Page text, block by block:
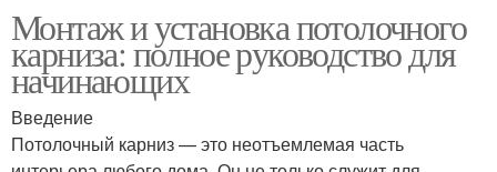
Монтаж и установка потолочного
карниза: полное руководство для
начинающих
Введение
Потолочный карниз — это неотъемлемая часть